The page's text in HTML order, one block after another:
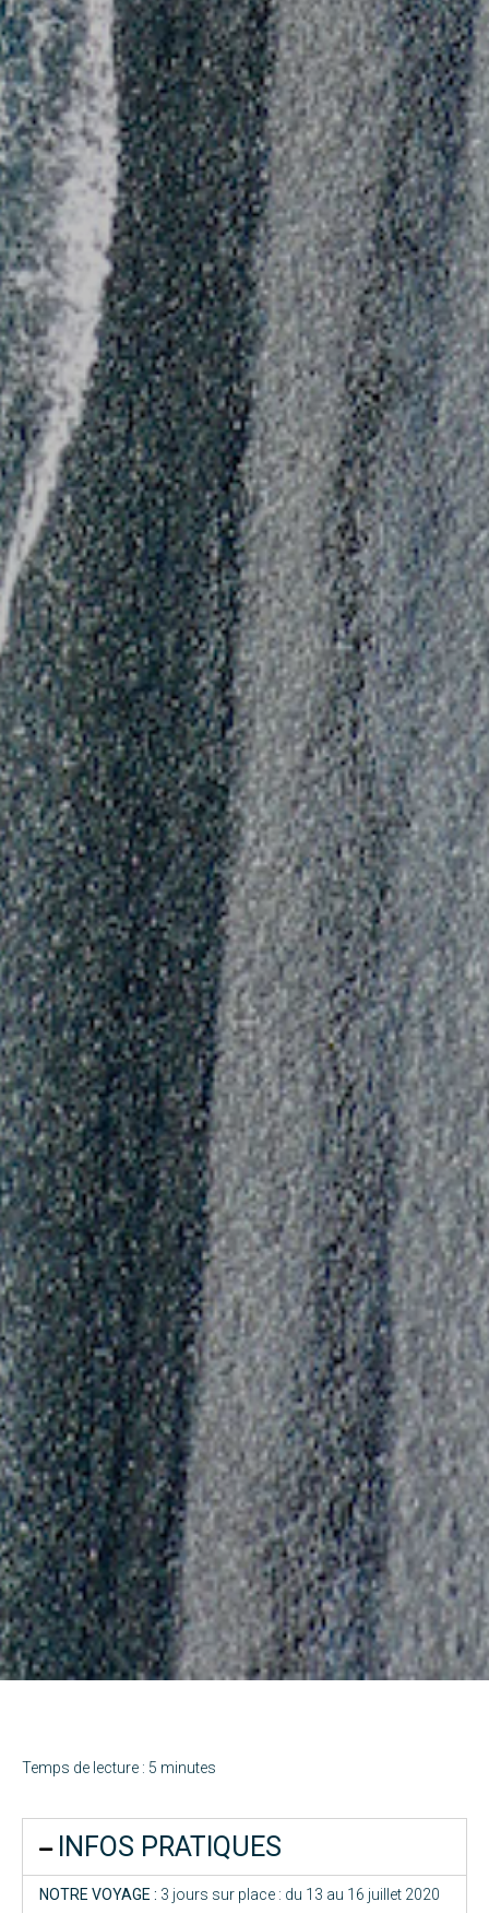
Temps de lecture : 5 minutes
INFOS PRATIQUES
NOTRE VOYAGE : 3 jours sur place : du 13 au 16 juillet 2020